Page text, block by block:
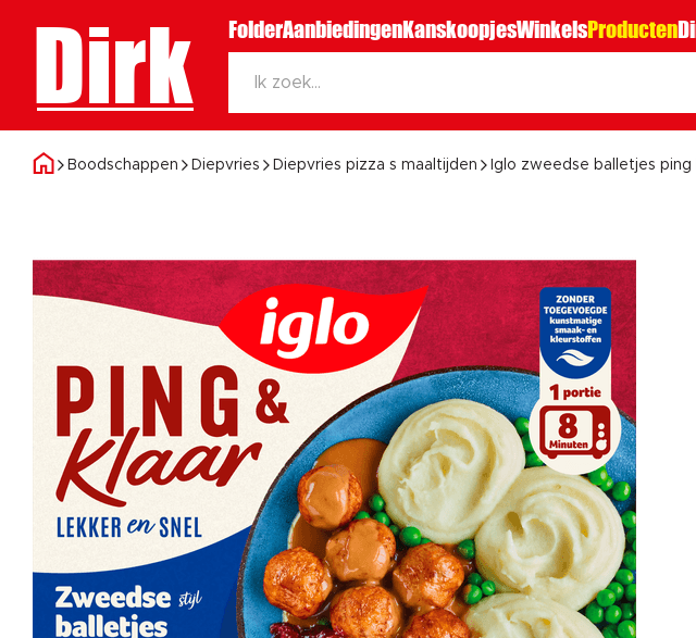
Dirk FolderAanbiedingenKanskoopjesWinkelsProducten
Boodschappen Diepvries Diepvries pizza s maaltijden Iglo zweedse balletjes ping